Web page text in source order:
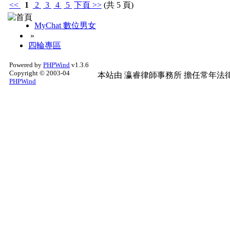
<< 1 2 3 4 5 下頁 >> (共 5 頁)
MyChat 數位男女
»
四輪專區
Powered by PHPWind v1.3.6
Copyright © 2003-04
PHPWind
本站由 瀛睿律師事務所 擔任常年法